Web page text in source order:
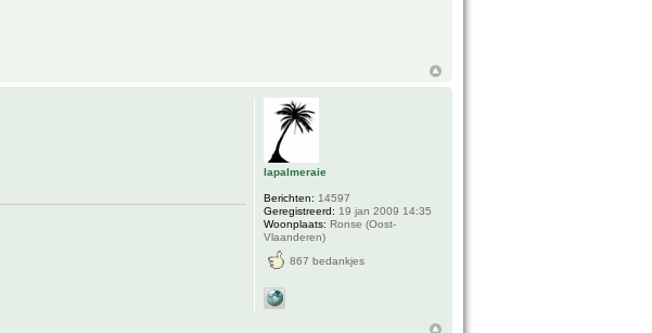
lapalmeraie
Berichten: 14597
Geregistreerd: 19 jan 2009 14:35
Woonplaats: Ronse (Oost-
Vlaanderen)
867 bedankjes